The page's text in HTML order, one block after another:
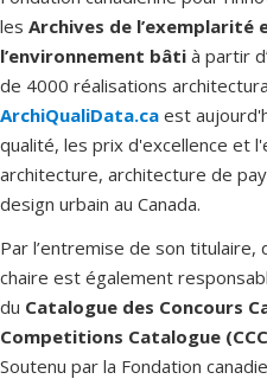
les Archives de
l’environnement bâti à partir
de 4000 réalisations
ArchiQualiData.ca est
qualité, les prix d'excellence et
architecture, architecture de
design urbain au Canada.
Par l’entremise de son titulaire,
chaire est également
du Catalogue des Concours
Competitions Catalogue
Soutenu par la Fondation